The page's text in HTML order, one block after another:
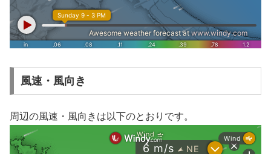
風速・風向き
周辺の風速・風向きは以下のとおりです。